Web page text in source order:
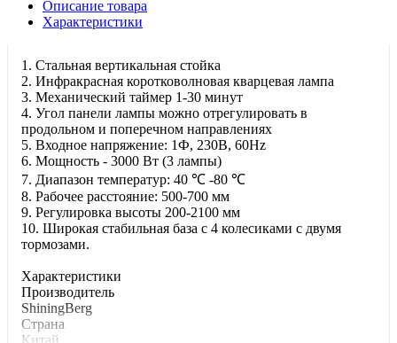
Описание товара
Характеристики
1. Стальная вертикальная стойка
2. Инфракрасная коротковолновая кварцевая лампа
3. Механический таймер 1-30 минут
4. Угол панели лампы можно отрегулировать в
продольном и поперечном направлениях
5. Входное напряжение: 1Ф, 230В, 60Hz
6. Мощность - 3000 Вт (3 лампы)
7. Диапазон температур: 40 ℃ -80 ℃
8. Рабочее расстояние: 500-700 мм
9. Регулировка высоты 200-2100 мм
10. Широкая стабильная база с 4 колесиками с двумя
тормозами.
Характеристики
Производитель
ShiningBerg
Страна